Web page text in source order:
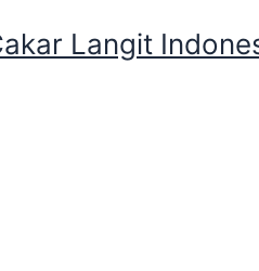
Langit
dan